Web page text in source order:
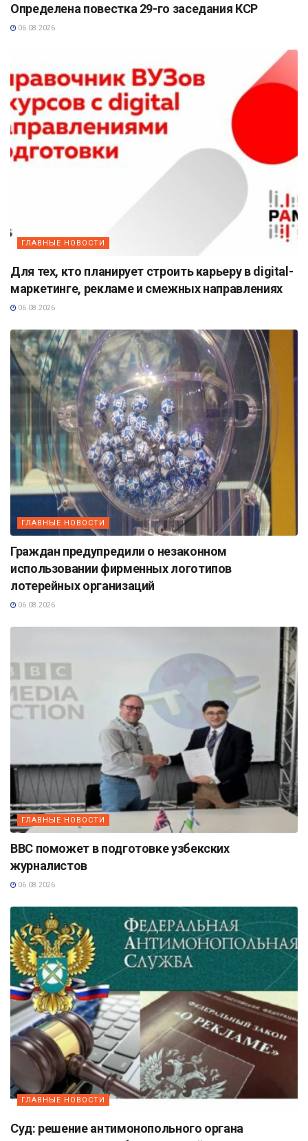
Определена повестка 29-го заседания КСР
06.08.2026
ГЛАВНЫЕ НОВОСТИ
Для тех, кто планирует строить карьеру в digital-
маркетинге, рекламе и смежных направлениях
06.08.2026
ГЛАВНЫЕ НОВОСТИ
Граждан предупредили о незаконном
использовании фирменных логотипов
лотерейных организаций
06.08.2026
ГЛАВНЫЕ НОВОСТИ
BBC поможет в подготовке узбекских
журналистов
06.08.2026
ГЛАВНЫЕ НОВОСТИ
Суд: решение антимонопольного органа